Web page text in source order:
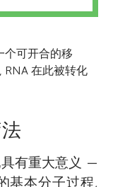
个可开合的移
RNA 在此被转化
有重大意义 —
基本分子过程,